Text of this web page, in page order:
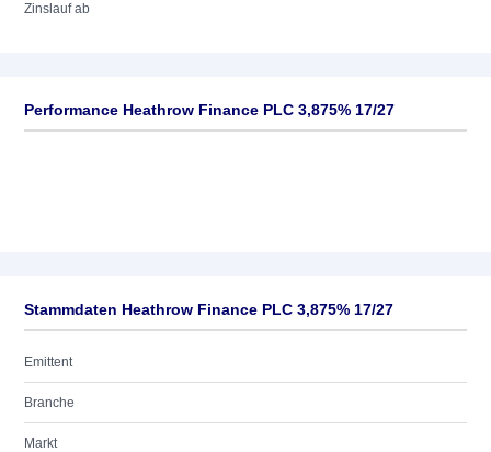
Zinslauf ab
Performance Heathrow Finance PLC 3,875% 17/27
Stammdaten Heathrow Finance PLC 3,875% 17/27
Emittent
Branche
Markt